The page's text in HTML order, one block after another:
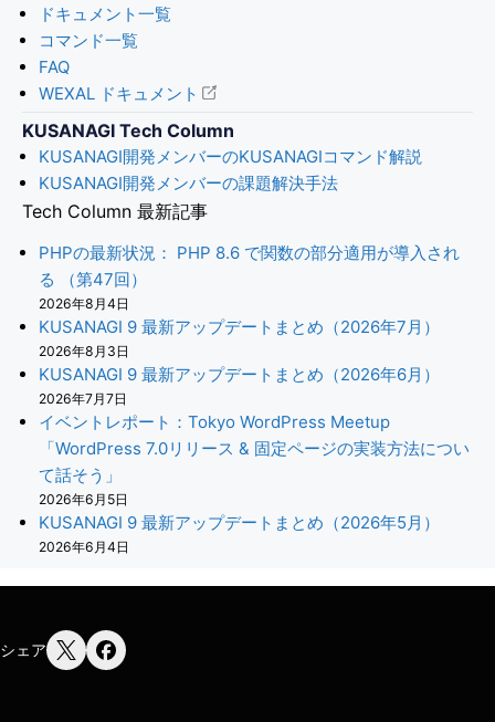
ドキュメント一覧
コマンド一覧
FAQ
WEXAL ドキュメント
KUSANAGI Tech Column
KUSANAGI開発メンバーのKUSANAGIコマンド解説
KUSANAGI開発メンバーの課題解決手法
Tech Column 最新記事
PHPの最新状況： PHP 8.6 で関数の部分適用が導入され
る （第47回）
2026年8月4日
KUSANAGI 9 最新アップデートまとめ（2026年7月）
2026年8月3日
KUSANAGI 9 最新アップデートまとめ（2026年6月）
2026年7月7日
イベントレポート：Tokyo WordPress Meetup
「WordPress 7.0リリース & 固定ページの実装方法につい
て話そう」
2026年6月5日
KUSANAGI 9 最新アップデートまとめ（2026年5月）
2026年6月4日
シェア